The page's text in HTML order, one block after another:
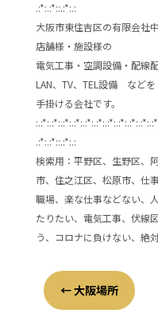
.:*:.:*::.:*:.:
大阪市東住吉区の有限会社
店舗様・施設様の
電気工事・空調設備・配線
LAN、TV、TEL設備 などを
手掛ける会社です。
.:*:.:*::.:*:.:
検索用：平野区、生野区、
市、住之江区、松原市、仕
職場、楽な仕事などない、
たりたい、電気工事、伏線
う、コロナに負けない、絶
←大阪場所